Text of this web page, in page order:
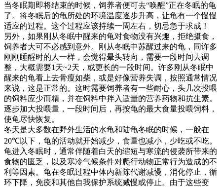
当冬眠期即将结束的时候，饲养者便可去“唤醒”正在冬眠的龟
了。将冬眠后的龟所处的环境温度逐步升高，让龟有一个慢慢
适应的过程。这个过程应该持续一周左右，切忌急于求成！
另外，如果刚从冬眠中醒来的龟对食物没有兴趣，拒绝摄食，
饲养者大可不必感到意外。刚从冬眠中苏醒过来的龟，同许多
刚刚睡醒时的人一样，会觉得晕头转向，需要一段时间去调
整，大概需要1 天~2天，或更长的一段时间。许多刚从冬眠中
醒来的龟看上去骨瘦如柴，或是好像营养失调，按照通常情况
来说，这是正常的。这时需要饲养者有一些耐心，头几次投喂
的饲料应少而精，并在饲料中拌入适量的营养药物和抗生素。
逐步加大投喂量，一段时间后，再按龟的最大食量投喂饲料，
使龟尽快恢复。
冬天是大多数在野外生活的水龟和陆龟冬眠的时候，一般在
20℃以下，龟的活动就开始减少，食量也减小，少吃或不吃。
龟进入冬眠时，通常伴随着白天的缩短与寒流的侵袭所带来的
食物的匮乏，以及寒冷气候条件对爬行动物正常行为造成的不
利等因素。龟在冬眠过程中体内新陈代谢减慢，消化停止，循
环下降，免疫和其他自我保护系统减慢或停止。由于这些变